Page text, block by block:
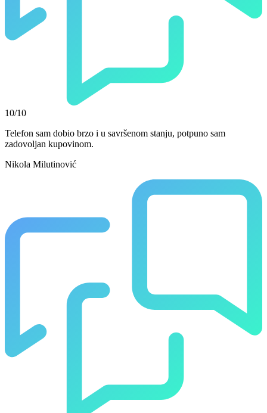
10/10
Telefon sam dobio brzo i u savršenom stanju, potpuno sam
zadovoljan kupovinom.
Nikola Milutinović